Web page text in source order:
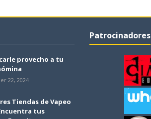
provecho a tu
22, 2024
Tiendas de Vapeo
tus
Patrocinadores